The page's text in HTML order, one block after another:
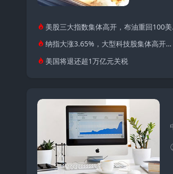
美股
纳指大涨3.65%，大型科技股集体高开，油气板块显著回调
美国将退还超1万亿元关税